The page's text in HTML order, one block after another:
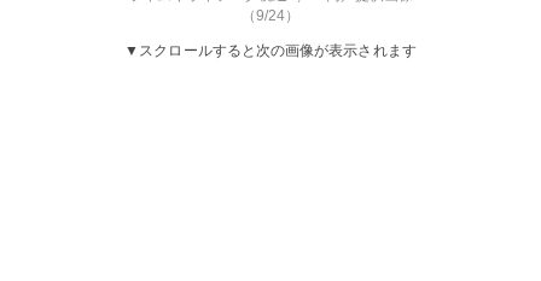
（9/24）
▼スクロールすると次の画像が表示されます